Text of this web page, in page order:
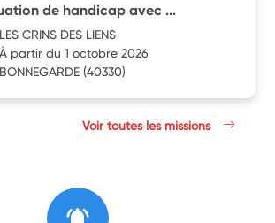
de handicap avec ...
LES CRINS DES LIENS
À partir du 1 octobre 2026
BONNEGARDE (40330)
Voir toutes les missions